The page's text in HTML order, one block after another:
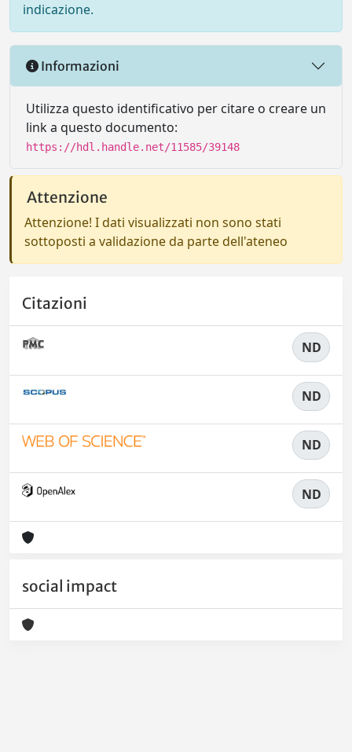
indicazione.
Informazioni
Utilizza questo identificativo per citare o creare un
link a questo documento:
https://hdl.handle.net/11585/39148
Attenzione
Attenzione! I dati visualizzati non sono stati
sottoposti a validazione da parte dell'ateneo
Citazioni
ND
ND
ND
ND
social impact